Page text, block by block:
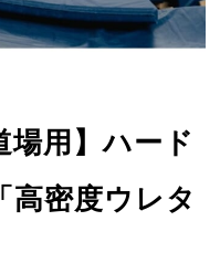
場用】ハード
高密度ウレタ